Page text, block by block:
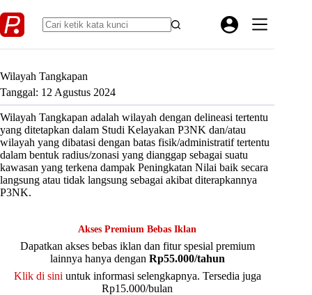
to
content
Wilayah Tangkapan
Tanggal: 12 Agustus 2024
Wilayah Tangkapan adalah wilayah dengan delineasi tertentu
yang ditetapkan dalam Studi Kelayakan P3NK dan/atau
wilayah yang dibatasi dengan batas fisik/administratif tertentu
dalam bentuk radius/zonasi yang dianggap sebagai suatu
kawasan yang terkena dampak Peningkatan Nilai baik secara
langsung atau tidak langsung sebagai akibat diterapkannya
P3NK.
Akses Premium Bebas Iklan
Dapatkan akses bebas iklan dan fitur spesial premium
lainnya hanya dengan Rp55.000/tahun
Klik di sini untuk informasi selengkapnya. Tersedia juga
Rp15.000/bulan